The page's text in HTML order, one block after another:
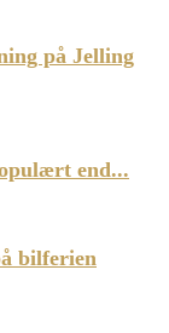
på Jelling
end...
bilferien